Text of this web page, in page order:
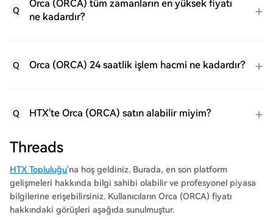
Q
Orca (ORCA) tüm zamanların en yüksek fiyatı
ne kadardır?
Q Orca (ORCA) 24 saatlik işlem hacmi ne kadardır?
Q HTX'te Orca (ORCA) satın alabilir miyim?
Threads
HTX Topluluğu'na hoş geldiniz. Burada, en son platform
gelişmeleri hakkında bilgi sahibi olabilir ve profesyonel piyasa
bilgilerine erişebilirsiniz. Kullanıcıların Orca (ORCA) fiyatı
hakkındaki görüşleri aşağıda sunulmuştur.